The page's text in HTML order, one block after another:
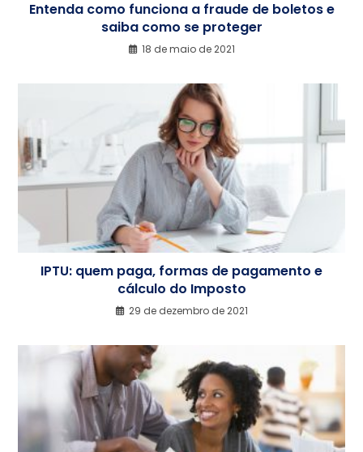
Entenda como funciona a fraude de boletos e
saiba como se proteger
18 de maio de 2021
IPTU: quem paga, formas de pagamento e
cálculo do Imposto
29 de dezembro de 2021